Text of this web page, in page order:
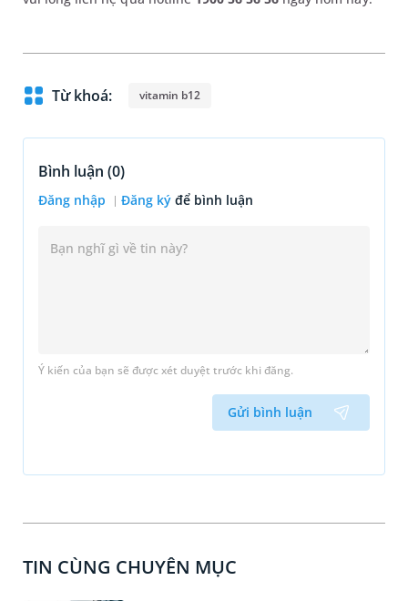
Từ khoá: vitamin b12
Bình luận (0)
Đăng nhập Đăng ký để bình luận
Ý kiến của bạn sẽ được xét duyệt trước khi đăng.
Gửi bình luận
TIN CÙNG CHUYÊN MỤC